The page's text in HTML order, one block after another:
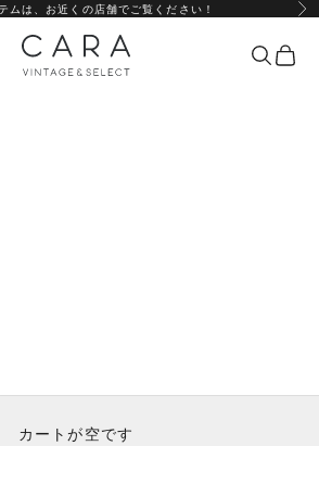
ムは、 お近くの店舗でご覧ください！ 次
CARA vintage&select 検索カー
カートが空です